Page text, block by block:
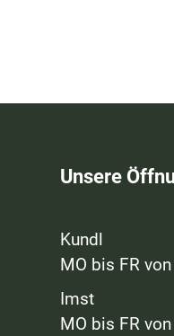
Unsere
Kundl
MO bis FR
Imst
MO bis FR